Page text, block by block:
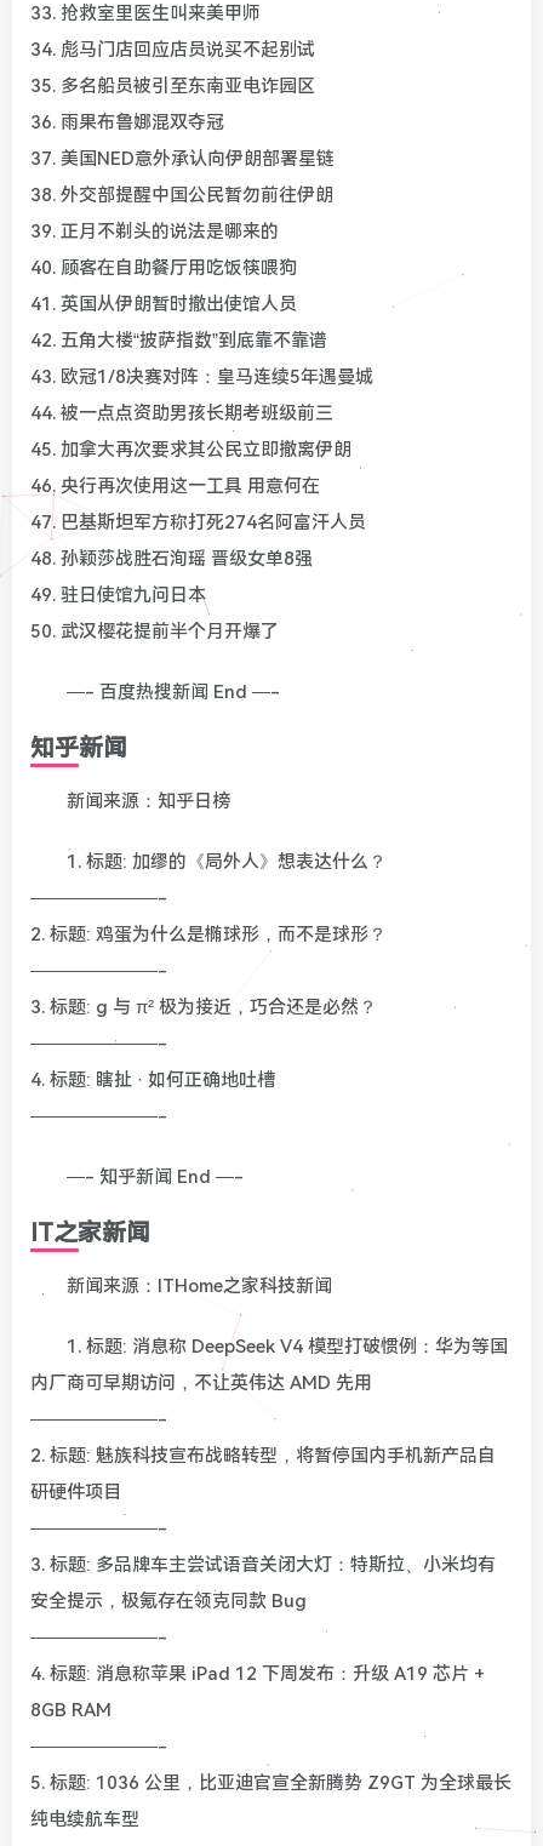
33. 抢救室里医生叫来美甲师
34. 彪马门店回应店员说买不起别试
35. 多名船员被引至东南亚电诈园区
36. 雨果布鲁娜混双夺冠
37. 美国NED意外承认向伊朗部署星链
38. 外交部提醒中国公民暂勿前往伊朗
39. 正月不剃头的说法是哪来的
40. 顾客在自助餐厅用吃饭筷喂狗
41. 英国从伊朗暂时撤出使馆人员
42. 五角大楼“披萨指数”到底靠不靠谱
43. 欧冠1/8决赛对阵：皇马连续5年遇曼城
44. 被一点点资助男孩长期考班级前三
45. 加拿大再次要求其公民立即撤离伊朗
46. 央行再次使用这一工具 用意何在
47. 巴基斯坦军方称打死274名阿富汗人员
48. 孙颖莎战胜石洵瑶 晋级女单8强
49. 驻日使馆九问日本
50. 武汉樱花提前半个月开爆了
—- 百度热搜新闻 End —-
知乎新闻
新闻来源：知乎日榜
1. 标题: 加缪的《局外人》想表达什么？
———————-
2. 标题: 鸡蛋为什么是椭球形，而不是球形？
———————-
3. 标题: g 与 π² 极为接近，巧合还是必然？
———————-
4. 标题: 瞎扯 · 如何正确地吐槽
———————-
—- 知乎新闻 End —-
IT之家新闻
新闻来源：ITHome之家科技新闻
1. 标题: 消息称 DeepSeek V4 模型打破惯例：华为等国
内厂商可早期访问，不让英伟达 AMD 先用
———————-
2. 标题: 魅族科技宣布战略转型，将暂停国内手机新产品自
研硬件项目
———————-
3. 标题: 多品牌车主尝试语音关闭大灯：特斯拉、小米均有
安全提示，极氪存在领克同款 Bug
———————-
4. 标题: 消息称苹果 iPad 12 下周发布：升级 A19 芯片 +
8GB RAM
———————-
5. 标题: 1036 公里，比亚迪官宣全新腾势 Z9GT 为全球最长
纯电续航车型